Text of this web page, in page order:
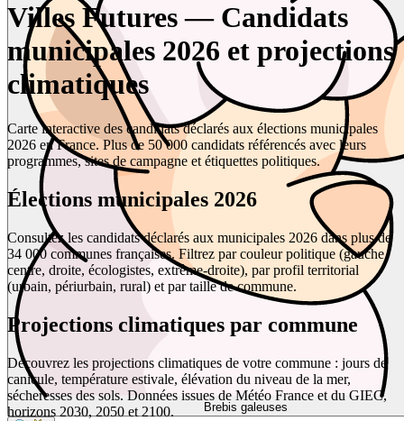
Brebis galeuses
Villes Futures — Candidats
municipales 2026 et projections
climatiques
Carte interactive des candidats déclarés aux élections municipales
2026 en France. Plus de 50 000 candidats référencés avec leurs
programmes, sites de campagne et étiquettes politiques.
Élections municipales 2026
Consultez les candidats déclarés aux municipales 2026 dans plus de
34 000 communes françaises. Filtrez par couleur politique (gauche,
centre, droite, écologistes, extrême-droite), par profil territorial
(urbain, périurbain, rural) et par taille de commune.
Projections climatiques par commune
Découvrez les projections climatiques de votre commune : jours de
canicule, température estivale, élévation du niveau de la mer,
sécheresses des sols. Données issues de Météo France et du GIEC,
horizons 2030, 2050 et 2100.